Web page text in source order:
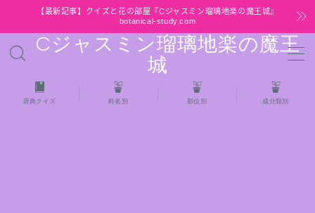
【最新記事】クイズと花の部屋『Cジャスミン瑠璃地楽の魔王城』
botanical-study.com
Cジャスミン瑠璃地楽の魔王
城
MENU
HOME
辞典クイズ 科名別 部位別 成分類別